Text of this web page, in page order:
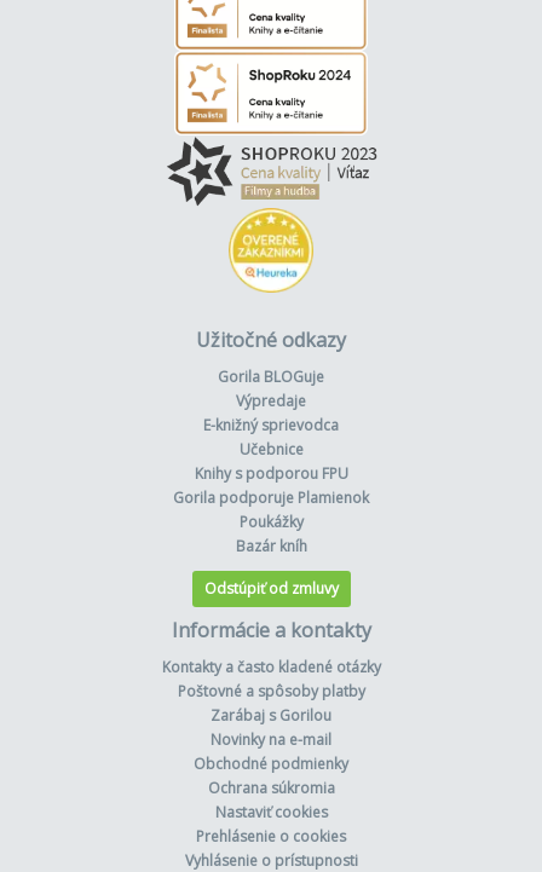
Užitočné odkazy
Gorila BLOGuje
Výpredaje
E-knižný sprievodca
Učebnice
Knihy s podporou FPU
Gorila podporuje Plamienok
Poukážky
Bazár kníh
Odstúpiť od zmluvy
Informácie a kontakty
Kontakty a často kladené otázky
Poštovné a spôsoby platby
Zarábaj s Gorilou
Novinky na e-mail
Obchodné podmienky
Ochrana súkromia
Nastaviť cookies
Prehlásenie o cookies
Vyhlásenie o prístupnosti